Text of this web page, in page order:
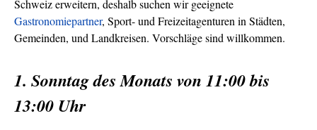
Schweiz erweitern, deshalb suchen wir geeignete
Gastronomiepartner, Sport- und Freizeitagenturen in Städten,
Gemeinden, und Landkreisen. Vorschläge sind willkommen.
1. Sonntag des Monats von 11:00 bis
13:00 Uhr